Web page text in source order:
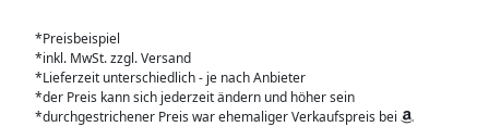
*Preisbeispiel
*inkl. MwSt. zzgl. Versand
*Lieferzeit unterschiedlich - je nach Anbieter
*der Preis kann sich jederzeit ändern und höher sein
*durchgestrichener Preis war ehemaliger Verkaufspreis bei